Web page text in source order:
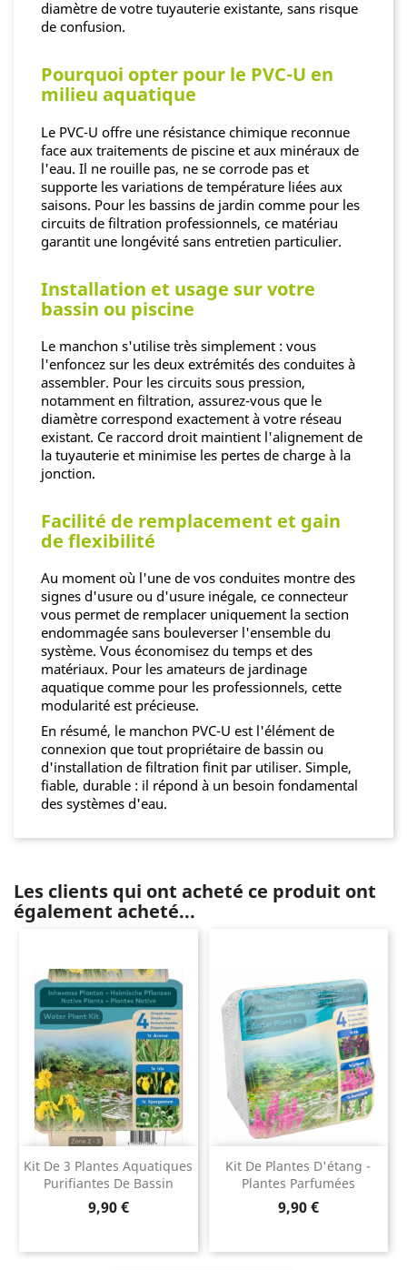
diamètre de votre tuyauterie existante, sans risque
de confusion.
Pourquoi opter pour le PVC-U en
milieu aquatique
Le PVC-U offre une résistance chimique reconnue
face aux traitements de piscine et aux minéraux de
l'eau. Il ne rouille pas, ne se corrode pas et
supporte les variations de température liées aux
saisons. Pour les bassins de jardin comme pour les
circuits de filtration professionnels, ce matériau
garantit une longévité sans entretien particulier.
Installation et usage sur votre
bassin ou piscine
Le manchon s'utilise très simplement : vous
l'enfoncez sur les deux extrémités des conduites à
assembler. Pour les circuits sous pression,
notamment en filtration, assurez-vous que le
diamètre correspond exactement à votre réseau
existant. Ce raccord droit maintient l'alignement de
la tuyauterie et minimise les pertes de charge à la
jonction.
Facilité de remplacement et gain
de flexibilité
Au moment où l'une de vos conduites montre des
signes d'usure ou d'usure inégale, ce connecteur
vous permet de remplacer uniquement la section
endommagée sans bouleverser l'ensemble du
système. Vous économisez du temps et des
matériaux. Pour les amateurs de jardinage
aquatique comme pour les professionnels, cette
modularité est précieuse.
En résumé, le manchon PVC-U est l'élément de
connexion que tout propriétaire de bassin ou
d'installation de filtration finit par utiliser. Simple,
fiable, durable : il répond à un besoin fondamental
des systèmes d'eau.
Les clients qui ont acheté ce produit ont
également acheté...
Kit De 3 Plantes Aquatiques
Purifiantes De Bassin
Prix
9,90 €
Kit De Plantes D'étang -
Plantes Parfumées
Prix
9,90 €